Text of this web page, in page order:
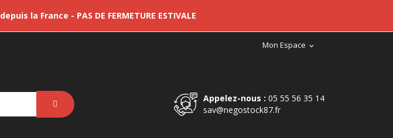
la France - PAS DE FERMETURE ESTIVALE
Mon Espace expand_more
Appelez-nous : 05 55 56 35 14
sav@negostock87.fr